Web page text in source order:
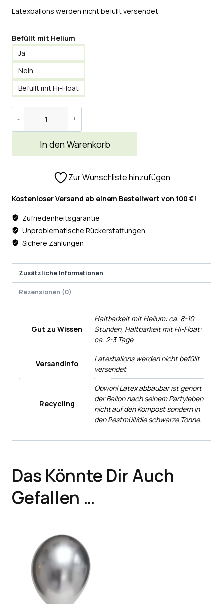
Latexballons werden nicht befüllt versendet
Befüllt mit Helium
Ja
Nein
Befüllt mit Hi-Float
In den Warenkorb
Zur Wunschliste hinzufügen
Kostenloser Versand ab einem Bestellwert von 100 €!
Zufriedenheitsgarantie
Unproblematische Rückerstattungen
Sichere Zahlungen
Zusätzliche Informationen
Rezensionen (0)
Gut zu Wissen
Haltbarkeit mit Helium: ca. 8-10
Stunden, Haltbarkeit mit Hi-Float:
ca. 2-3 Tage
Versandinfo
Latexballons werden nicht befüllt
versendet
Recycling
Obwohl Latex abbaubar ist gehört
der Ballon nach seinem Partyleben
nicht auf den Kompost sondern in
den Restmüll/die schwarze Tonne.
Das Könnte Dir Auch
Gefallen …